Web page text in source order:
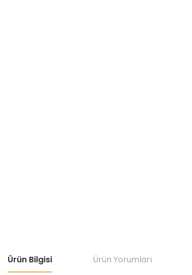
Ürün Bilgisi Ürün Yorumları